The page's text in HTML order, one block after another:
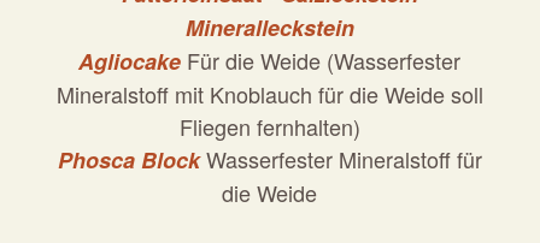
Mineralleckstein
Agliocake Für die Weide (Wasserfester
Mineralstoff mit Knoblauch für die Weide soll
Fliegen fernhalten)
Phosca BlockWasserfester Mineralstoff für
die Weide